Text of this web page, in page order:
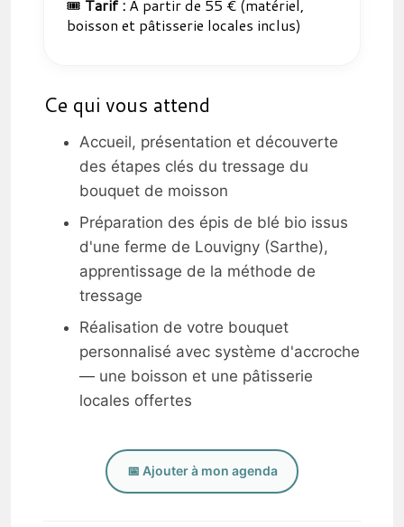
🎟️ Tarif : À partir de 55 € (matériel,
boisson et pâtisserie locales inclus)
Ce qui vous attend
Accueil, présentation et découverte
des étapes clés du tressage du
bouquet de moisson
Préparation des épis de blé bio issus
d'une ferme de Louvigny (Sarthe),
apprentissage de la méthode de
tressage
Réalisation de votre bouquet
personnalisé avec système d'accroche
— une boisson et une pâtisserie
locales offertes
📅 Ajouter à mon agenda